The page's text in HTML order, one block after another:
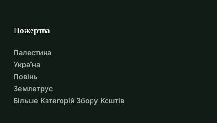
Пожертва
Палестина
Україна
Повінь
Землетрус
Більше Категорій Збору Коштів